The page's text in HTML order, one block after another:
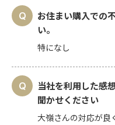
お住まい購入での
い。
特になし
当社を利用した感
聞かせください
大嶺さんの対応が良